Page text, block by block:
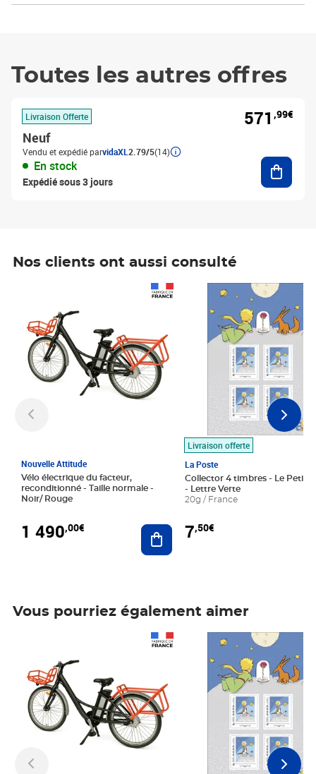
Toutes les autres offres
Livraison Offerte
Neuf
Vendu et expédié parvidaXL 2.79/5(14)
En stock
Expédié sous 3 jours
571 ,99€
Nos clients ont aussi consulté
Nouvelle Attitude
Vélo électrique du facteur,
reconditionné - Taille normale -
Noir/ Rouge
1 490,00€ Ajouter au panier
Livraison offerte
La Poste
Collector 4 timbres - Le Petit
- Lettre Verte
20g / France
7,50€
Prix 7,50€
Vous pourriez également aimer
Prix 7,50€